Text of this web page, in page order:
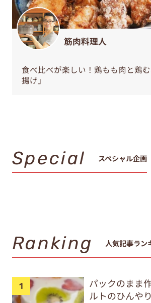
筋肉料理人
食べ比べが楽しい！鶏もも肉と鶏
揚げ」
Special スペシャル企画
Ranking 人気記事ラン
パックのまま
ルトのひんや